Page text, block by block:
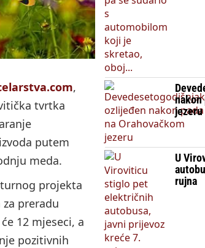
,
tvrtka
putem
meda.
projekta
preradu
12 mjeseci, a
pozitivnih
nakon
jezeru
U
rujna